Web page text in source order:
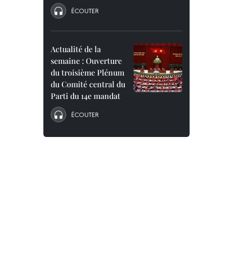
ÉCOUTER
Actualité de la
semaine : Ouverture
du troisième Plénum
du Comité central du
Parti du 14e mandat
ÉCOUTER